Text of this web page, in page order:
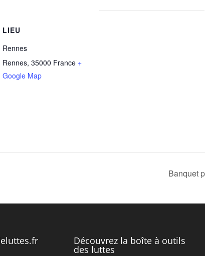
LIEU
Rennes
Rennes, 35000 France +
Google Map
Banquet
Découvrez la boîte à outils
des luttes